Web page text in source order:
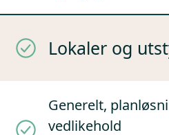
Lokaler og
Generelt,
vedlikehold